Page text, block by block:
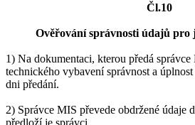
Čl.10
Ověřování správnosti údajů pro
1) Na dokumentaci, kterou předá
technického vybavení správnost a
dni předání.
2) Správce MIS převede obdržené údaje
předloží je správci